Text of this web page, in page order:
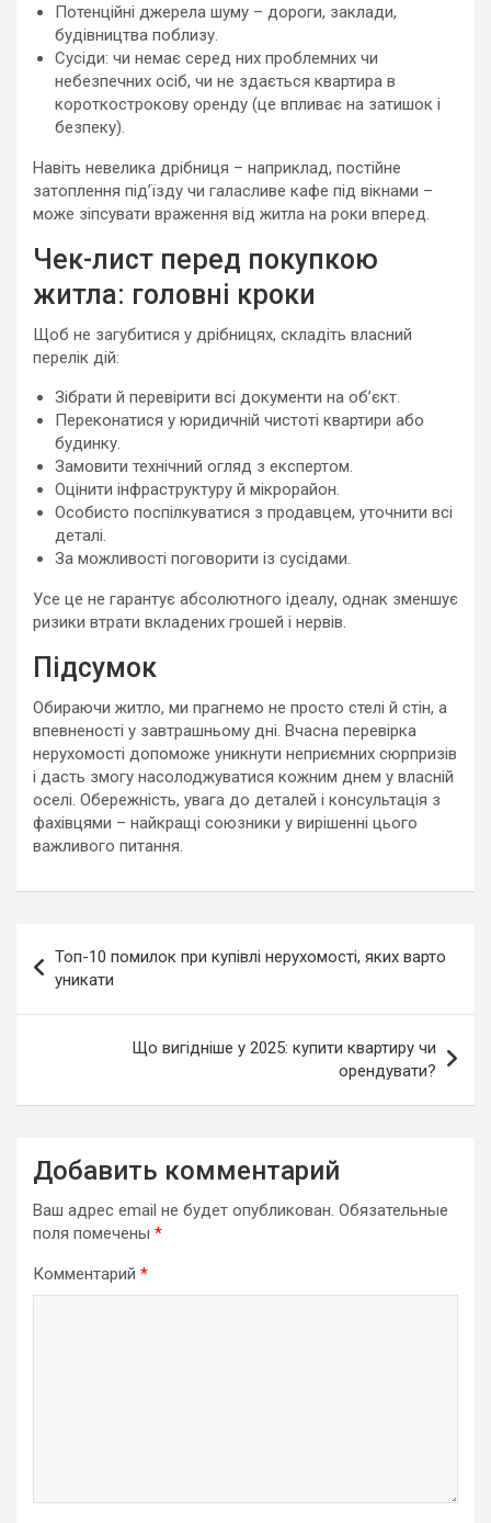
Потенційні джерела шуму – дороги, заклади,
будівництва поблизу.
Сусіди: чи немає серед них проблемних чи
небезпечних осіб, чи не здається квартира в
короткострокову оренду (це впливає на затишок і
безпеку).
Навіть невелика дрібниця – наприклад, постійне
затоплення під’їзду чи галасливе кафе під вікнами –
може зіпсувати враження від житла на роки вперед.
Чек-лист перед покупкою
житла: головні кроки
Щоб не загубитися у дрібницях, складіть власний
перелік дій:
Зібрати й перевірити всі документи на об’єкт.
Переконатися у юридичній чистоті квартири або
будинку.
Замовити технічний огляд з експертом.
Оцінити інфраструктуру й мікрорайон.
Особисто поспілкуватися з продавцем, уточнити всі
деталі.
За можливості поговорити із сусідами.
Усе це не гарантує абсолютного ідеалу, однак зменшує
ризики втрати вкладених грошей і нервів.
Підсумок
Обираючи житло, ми прагнемо не просто стелі й стін, а
впевненості у завтрашньому дні. Вчасна перевірка
нерухомості допоможе уникнути неприємних сюрпризів
і дасть змогу насолоджуватися кожним днем у власній
оселі. Обережність, увага до деталей і консультація з
фахівцями – найкращі союзники у вирішенні цього
важливого питання.
по
записям
Топ-10 помилок при купівлі нерухомості, яких варто
уникати
Що вигідніше у 2025: купити квартиру чи
орендувати?
Добавить комментарий
Ваш адрес email не будет опубликован. Обязательные
поля помечены *
Комментарий *